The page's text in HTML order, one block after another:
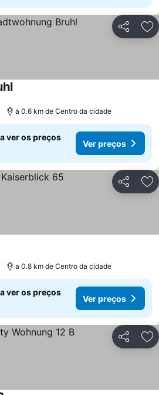
Partilhar
a 0.6 km de Centro da cidade
ver os preços
Ver preços
Partilhar
a 0.8 km de Centro da cidade
ver os preços
Ver preços
Partilhar